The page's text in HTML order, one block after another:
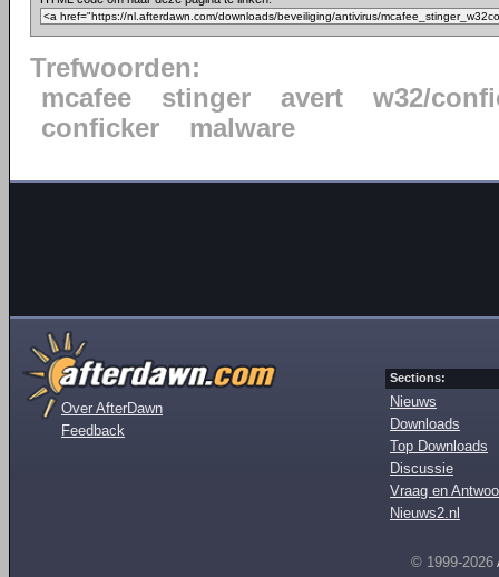
Trefwoorden:
mcafee
stinger avert
w32/
conficker
malware
Over AfterDawn
Feedback
Sections:
Nieuws
Downloads
Top Downloads
Discussie
Vraag en
Nieuws2.nl
© 1999-2026